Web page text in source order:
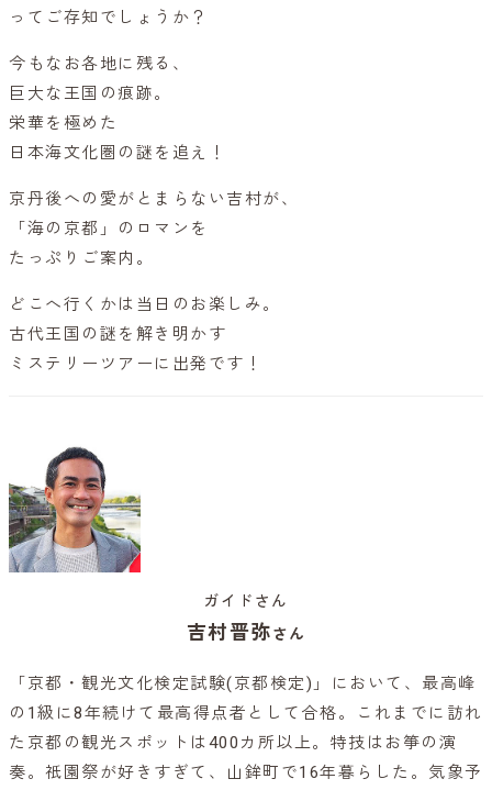
ってご存知でしょうか？
今もなお各地に残る、
巨大な王国の痕跡。
栄華を極めた
日本海文化圏の謎を追え！
京丹後への愛がとまらない吉村が、
「海の京都」のロマンを
たっぷりご案内。
どこへ行くかは当日のお楽しみ。
古代王国の謎を解き明かす
ミステリーツアーに出発です！
ガイドさん
吉村晋弥さん
「京都・観光文化検定試験(京都検定)」において、最高峰
の1級に8年続けて最高得点者として合格。これまでに訪れ
た京都の観光スポットは400カ所以上。特技はお箏の演
奏。祇園祭が好きすぎて、山鉾町で16年暮らした。気象予